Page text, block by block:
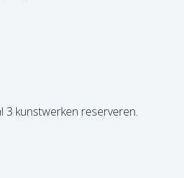
3 kunstwerken reserveren.